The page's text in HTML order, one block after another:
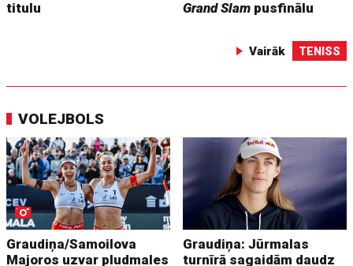
titulu
Grand Slam pusfinālu
Vairāk TENISS
VOLEJBOLS
Graudiņa/Samoilova
Majoros uzvar pludmales
Graudiņa: Jūrmalas
turnīrā sagaidām daudz